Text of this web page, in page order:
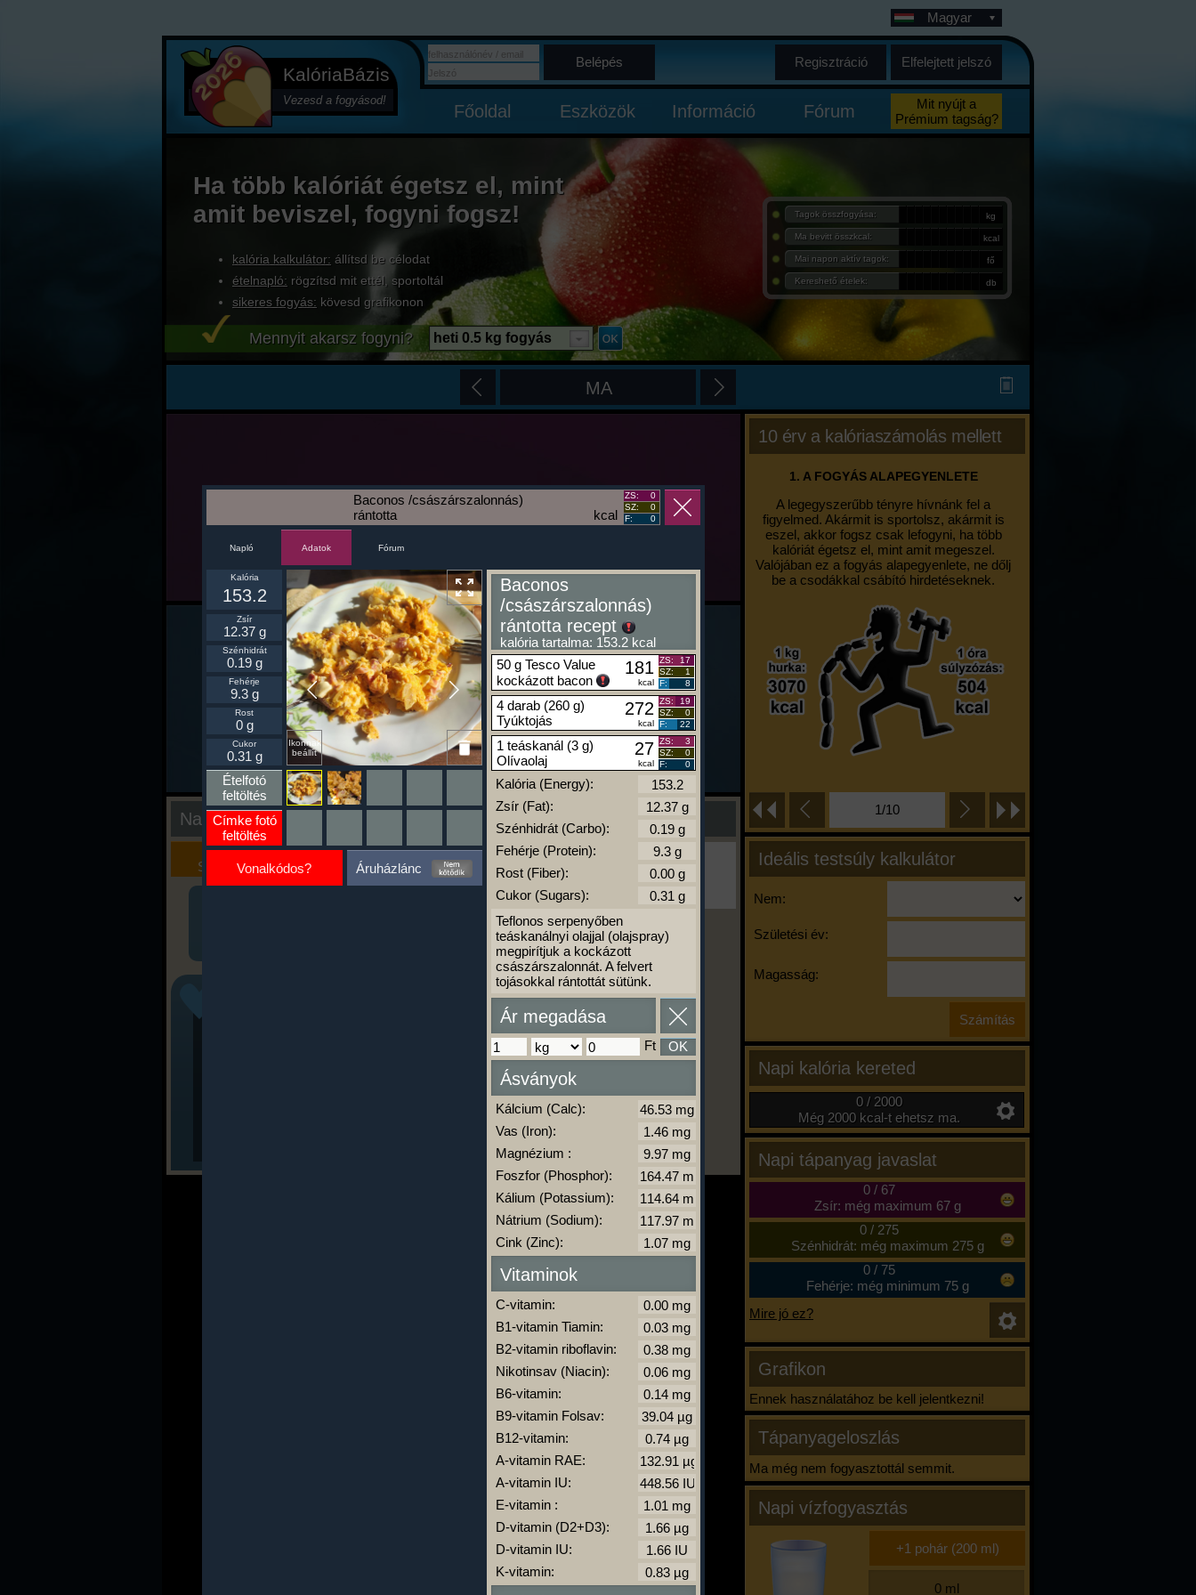
KalóriaBázis
Vezesd a fogyásod!
Magyar
Belépés Regisztráció Elfelejtett jelszó
Főoldal Eszközök Információ Fórum
Mit nyújt a
Prémium tagság?
Ha több kalóriát égetsz el, mint
amit beviszel, fogyni fogsz!
kalória kalkulátor: állítsd be célodat
ételnapló: rögzítsd mit ettél, sportoltál
sikeres fogyás: kövesd grafikonon
Tagok összfogyása: kg
Ma bevitt összkcal: kcal
Mai napon aktív tagok: fő
Kereshető ételek: db
Mennyit akarsz fogyni? heti 0.5 kg fogyás
MA
10 érv a kalóriaszámolás mellett
1. A FOGYÁS ALAPEGYENLETE
A legegyszerűbb tényre hívnánk fel a
figyelmed. Akármit is sportolsz, akármit is
eszel, akkor fogsz csak lefogyni, ha több
kalóriát égetsz el, mint amit megeszel.
Valójában ez a fogyás alapegyenlete, ne dőlj
be a csodákkal csábító hirdetéseknek.
1/10
Ideális testsúly kalkulátor
Nem:
Születési év:
Magasság:
Napi kalória kereted
0 / 2000
Még 2000 kcal-t ehetsz ma.
Napi tápanyag javaslat
0/ 67
Zsír: még maximum 67 g
0/ 275
Szénhidrát: még maximum 275 g
0/ 75
Fehérje: még minimum 75 g
Mire jó ez?
Grafikon
Ennek használatához be kell jelentkezni!
Tápanyageloszlás
Ma még nem fogyasztottál semmit.
Napi vízfogyasztás
Nap kiértékelése
Kalória
Szimulátor
Szöveges
Értékelés
Ha ma már nem eszel/sportolsz többet,
kattints a kiértékelésre!
A Kalória Szimulátor Prémium funkció.
kalóriabázis.hu
-
kcal
Baconos /császárszalonnás)
rántotta
ZS:
0
SZ:
0
F:
0
Napló Adatok Fórum
Ikonnak
beállít
Kalória
153.2
Zsír
12.37 g
Szénhidrát
0.19 g
Fehérje
9.3 g
Rost
0 g
Cukor
0.31 g
Ételfotó
feltöltés
Címke fotó
feltöltés
Vonalkódos? Áruházlánc
Baconos
/császárszalonnás)
rántotta recept
kalória tartalma: 153.2 kcal
50 g Tesco Value
kockázott bacon
181
kcal
ZS:
17
SZ:
1
F:
8
4 darab (260 g)
Tyúktojás
272
kcal
ZS:
19
SZ:
0
F:
22
1 teáskanál (3 g)
Olívaolaj
27
kcal
ZS:
3
SZ:
0
F:
0
Kalória (Energy):
Zsír (Fat):
Szénhidrát (Carbo):
Fehérje (Protein):
Rost (Fiber):
Cukor (Sugars):
Teflonos serpenyőben
teáskanálnyi olajjal (olajspray)
megpirítjuk a kockázott
császárszalonnát. A felvert
tojásokkal rántottát sütünk.
Ár megadása
Ft OK
Ásványok
Kálcium (Calc):
Vas (Iron):
Magnézium :
Foszfor (Phosphor):
Kálium (Potassium):
Nátrium (Sodium):
Cink (Zinc):
Vitaminok
C-vitamin:
B1-vitamin Tiamin:
B2-vitamin riboflavin:
Nikotinsav (Niacin):
B6-vitamin:
B9-vitamin Folsav:
B12-vitamin:
A-vitamin RAE:
A-vitamin IU:
E-vitamin :
D-vitamin (D2+D3):
D-vitamin IU:
K-vitamin: